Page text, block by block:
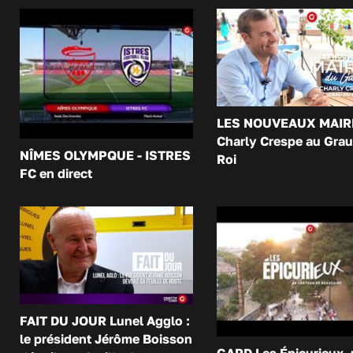
NÎMES OLYMPQUE - ISTRES
FC en direct
LES NOUVEAUX
Charly Crespe au
Roi
FAIT DU JOUR Lunel Agglo :
le président Jérôme Boisson